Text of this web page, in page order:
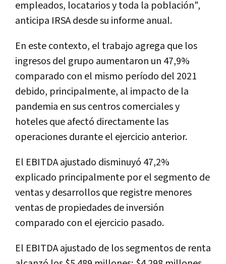
empleados, locatarios y toda la población",
anticipa IRSA desde su informe anual.
En este contexto, el trabajo agrega que los
ingresos del grupo aumentaron un 47,9%
comparado con el mismo período del 2021
debido, principalmente, al impacto de la
pandemia en sus centros comerciales y
hoteles que afectó directamente las
operaciones durante el ejercicio anterior.
El EBITDA ajustado disminuyó 47,2%
explicado principalmente por el segmento de
ventas y desarrollos que registre menores
ventas de propiedades de inversión
comparado con el ejercicio pasado.
El EBITDA ajustado de los segmentos de renta